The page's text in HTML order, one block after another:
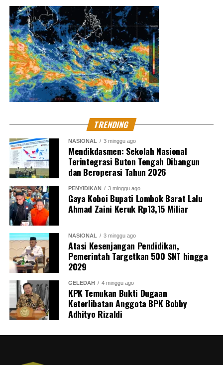
TRENDING
NASIONAL 3 minggu ago
Mendikdasmen: Sekolah Nasional
Terintegrasi Buton Tengah Dibangun
dan Beroperasi Tahun 2026
PENYIDIKAN 3 minggu ago
Gaya Koboi Bupati Lombok Barat Lalu
Ahmad Zaini Keruk Rp13,15 Miliar
NASIONAL 3 minggu ago
Atasi Kesenjangan Pendidikan,
Pemerintah Targetkan 500 SNT hingga
2029
GELEDAH 4 minggu ago
KPK Temukan Bukti Dugaan
Keterlibatan Anggota BPK Bobby
Adhityo Rizaldi